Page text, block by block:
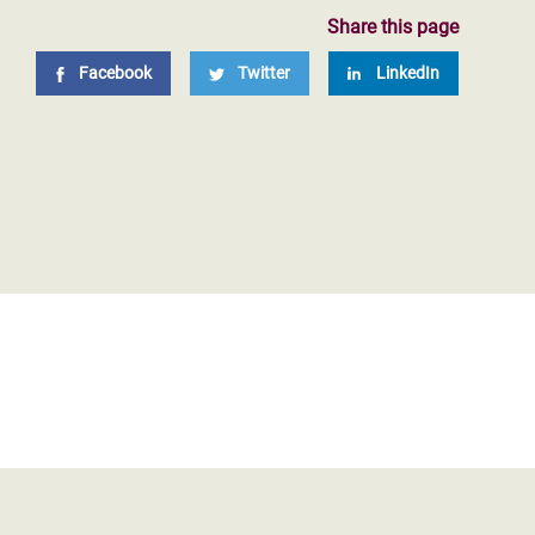
Share this page
Facebook Twitter LinkedIn